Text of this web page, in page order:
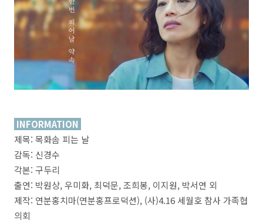
INFORMATION
제목: 목화솜 피는 날
감독: 신경수
각본: 구두리
출연: 박원상, 우미화, 최덕문, 조희봉, 이지원, 박서연 외
제작: 연분홍치마(연분홍프로덕션), (사)4.16 세월호 참사 가족협
의회